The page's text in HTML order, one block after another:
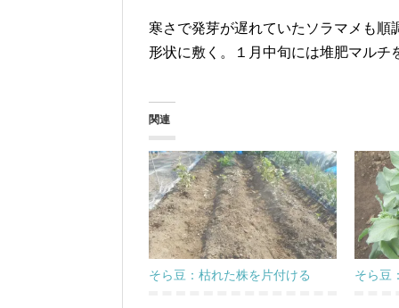
寒さで発芽が遅れていたソラマメも
形状に敷く。１月中旬には堆肥マルチ
関連
そら豆：枯れた株を片付ける そら豆